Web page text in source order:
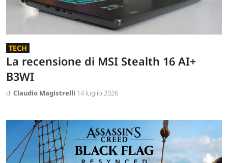
TECH
La recensione di MSI Stealth 16 AI+
B3WI
di Claudio Magistrelli 14 luglio 2026